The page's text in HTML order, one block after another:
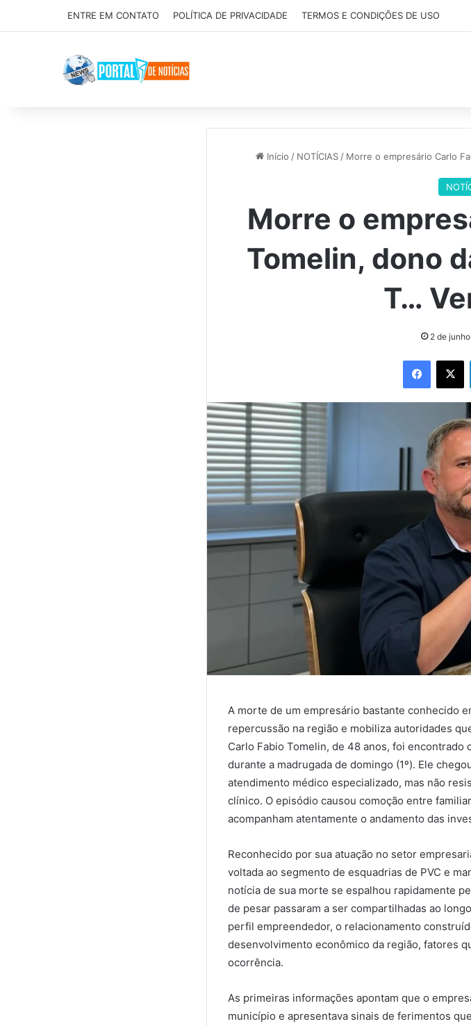
ENTRE EM CONTATO POLÍTICA DE PRIVACIDADE TERMOS E CONDIÇÕES DE USO
Início / NOTÍCIAS / Morre o empresário Carlo
Morre o
Tomelin, dono
T…
2 de
X
A morte de um empresário bastante conhecido
repercussão na região e mobiliza autoridades
Carlo Fabio Tomelin, de 48 anos, foi
durante a madrugada de domingo (1º). Ele
atendimento médico especializado, mas não
clínico. O episódio causou comoção entre
acompanham atentamente o andamento das
Reconhecido por sua atuação no setor
voltada ao segmento de esquadrias de PVC e
notícia de sua morte se espalhou rapidamente
de pesar passaram a ser compartilhadas ao
perfil empreendedor, o relacionamento
desenvolvimento econômico da região, fatores
ocorrência.
As primeiras informações apontam que o
município e apresentava sinais de ferimentos